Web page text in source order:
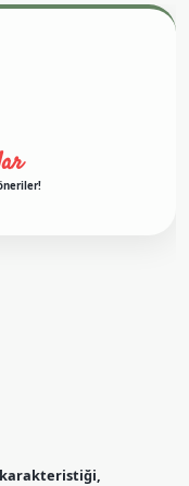
karakteristiği,